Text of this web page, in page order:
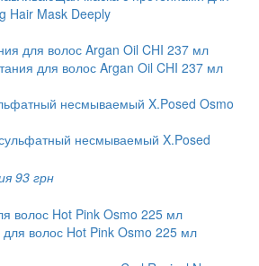
для волос Argan Oil CHI 237 мл
несмываемый X.Posed Osmo
93 грн
волос Hot Pink Osmo 225 мл